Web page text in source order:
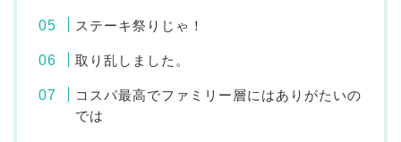
ステーキ祭りじゃ！
取り乱しました。
コスパ最高でファミリー層にはありがたいの
では